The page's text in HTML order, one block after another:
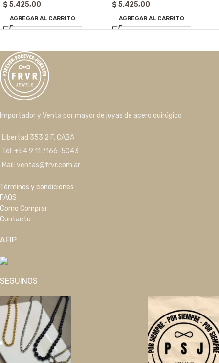
$ 5.425,00
AGREGAR AL CARRITO
$ 5.425,00
AGREGAR AL CARRITO
Importador y Venta por mayor de joyas de acero quirúgico
Libertad 353 2 F, CABA
Tel: +54 9 11 7166-5043
Mail: ventas@frvr.com.ar
Términos y condiciones
FAQS
Como Comprar
Contacto
AFIP
SEGUINOS